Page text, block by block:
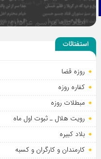
تلگرام
اطلاعیه مراسم عزاداری
استفتائات
روزه قضا
کفاره روزه
مبطلات روزه
رویت هلال ـ ثبوت اول ماه
بلاد کبیره
کارمندان و کارگران و کسبه